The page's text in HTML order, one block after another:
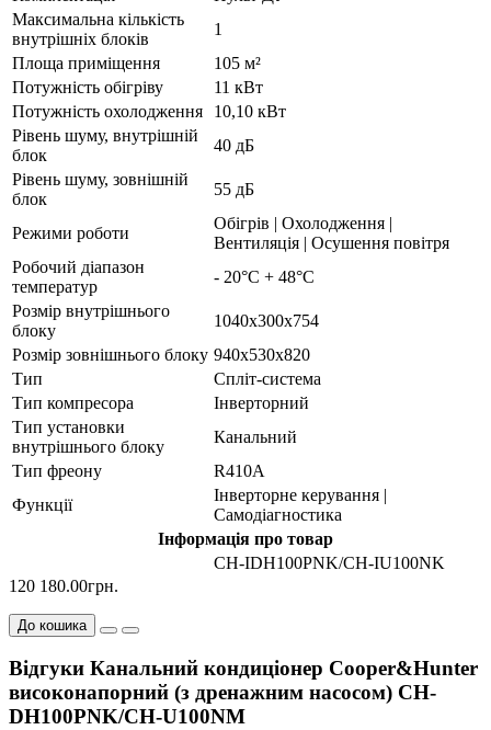
Максимальна кількість
внутрішніх блоків
1
Площа приміщення
105 м²
Потужність обігріву
11 кВт
Потужність охолодження
10,10 кВт
Рівень шуму, внутрішній
блок
40 дБ
Рівень шуму, зовнішній
блок
55 дБ
Режими роботи
Обігрів | Охолодження |
Вентиляція | Осушення повітря
Робочий діапазон
температур
- 20°С + 48°С
Розмір внутрішнього
блоку
1040х300х754
Розмір зовнішнього блоку 940х530х820
Тип
Спліт-система
Тип компресора
Інверторний
Тип установки
внутрішнього блоку
Канальний
Тип фреону
R410А
Функції
Інверторне керування |
Самодіагностика
Інформація про товар
CH-IDH100PNK/CH-IU100NK
120 180.00грн.
До кошика
Відгуки Канальний кондиціонер Cooper&Hunter
високонапорний (з дренажним насосом) CH-
DH100PNK/CH-U100NM